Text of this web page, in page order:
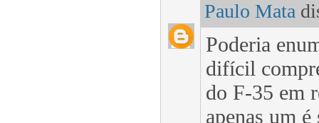
Paulo Mata
Poderia
difícil
do F-35 em
apenas um